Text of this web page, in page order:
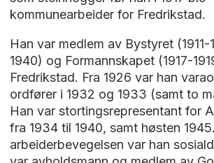
kommunearbeider for Fredrikstad.
Han var medlem av Bystyret (1911-
1940) og Formannskapet (1917-
Fredrikstad. Fra 1926 var han
ordfører i 1932 og 1933 (samt to
Han var stortingsrepresentant for
fra 1934 til 1940, samt høsten
arbeiderbevegelsen var han